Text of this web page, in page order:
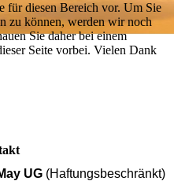
für diesen Bereich vor. Um Sie
zu können, werden wir noch
Sie daher bei einem
Seite vorbei. Vielen Dank
UG (Haftungsbeschränkt)